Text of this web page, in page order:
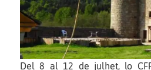
Del 8 al 12 de julhet, lo